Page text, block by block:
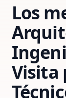
Los
Visita